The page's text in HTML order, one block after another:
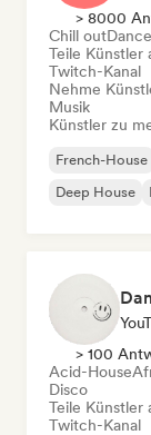
> 8000
Chill outDance
Teile Künstler
Twitch-Kanal
Nehme
Musik
Künstler zu
French-House
Deep House
> 100
Acid-House
Disco
Teile Künstler
Twitch-Kanal